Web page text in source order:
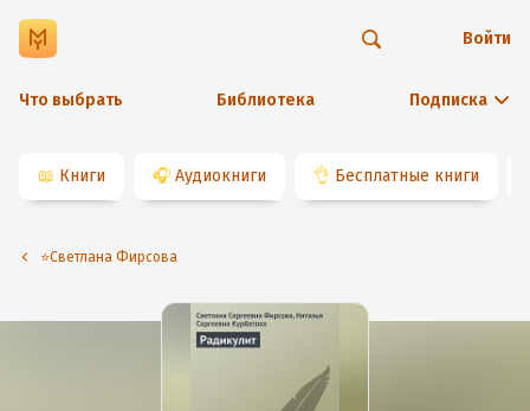
Что выбрать Библиотека Подписка
Войти
📖 Книги 🎧 Аудиокниги 👌 Бесплатные книги
⭐️Светлана Фирсова